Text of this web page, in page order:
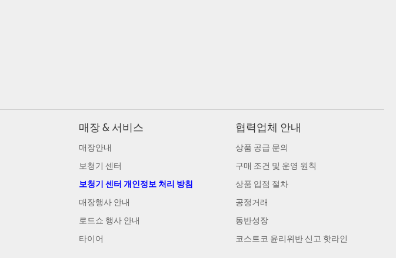
매장 & 서비스
매장안내
보청기 센터
보청기 센터 개인정보 처리 방침
매장행사 안내
로드쇼 행사 안내
타이어
협력업체 안내
상품 공급 문의
구매 조건 및 운영 원칙
상품 입점 절차
공정거래
동반성장
코스트코 윤리위반 신고 핫라인